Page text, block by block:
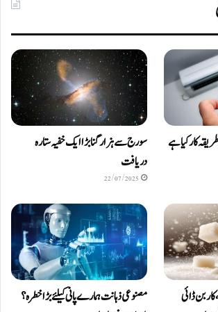
کار کیا ہے
سورج سے ہزار گنا بڑا ایک خفیہ ستارہ
دریافت
22/07/2025
کاربن ڈائی
مصنوعی ذہانت ہمارے پانی کیلئے بڑا خطرہ؟